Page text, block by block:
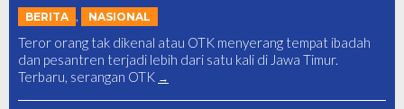
BERITA , NASIONAL
Teror orang tak dikenal atau OTK menyerang tempat ibadah
dan pesantren terjadi lebih dari satu kali di Jawa Timur.
Terbaru, serangan OTK